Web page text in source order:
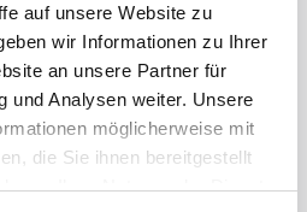
auf unsere Website zu
wir Informationen zu Ihrer
an unsere Partner für
und Analysen weiter. Unsere
möglicherweise mit
die Sie ihnen bereitgestellt
Ihrer Nutzung der Dienste
23. Juni 2026 6. August 2026
1M 3M 1J 5J